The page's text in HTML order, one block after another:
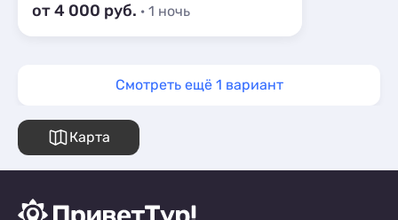
от 4 000 руб. · 1 ночь
Смотреть ещё 1 вариант
Карта